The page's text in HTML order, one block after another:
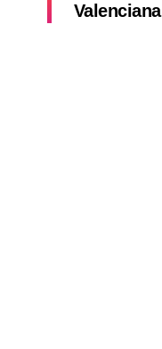
Valenciana